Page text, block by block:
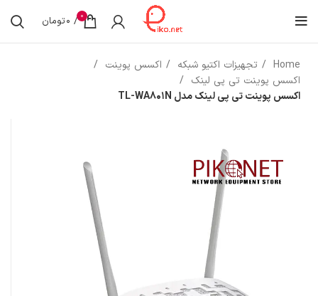
0
/
0تومان
Home تجهیزات اکتیو شبکه
اکسس پوینت
اکسس پوینت تی پی لینک
اکسس پوینت تی پی لینک مدل TL-WA801N